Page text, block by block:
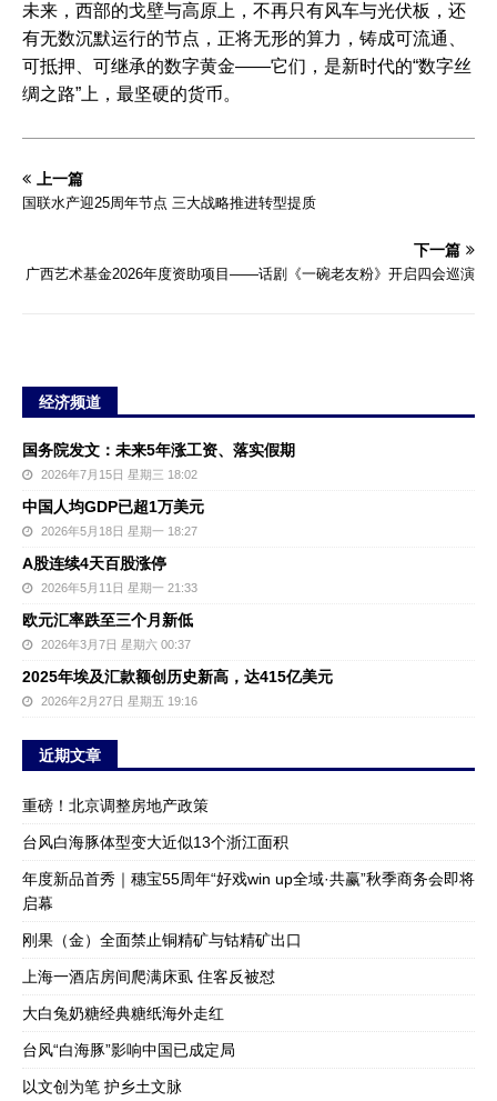
未来，西部的戈壁与高原上，不再只有风车与光伏板，还
有无数沉默运行的节点，正将无形的算力，铸成可流通、
可抵押、可继承的数字黄金——它们，是新时代的“数字丝
绸之路”上，最坚硬的货币。
上一篇
国联水产迎25周年节点 三大战略推进转型提质
下一篇
广西艺术基金2026年度资助项目——话剧《一碗老友粉》开启四会巡演
经济频道
国务院发文：未来5年涨工资、落实假期
2026年7月15日 星期三 18:02
中国人均GDP已超1万美元
2026年5月18日 星期一 18:27
A股连续4天百股涨停
2026年5月11日 星期一 21:33
欧元汇率跌至三个月新低
2026年3月7日 星期六 00:37
2025年埃及汇款额创历史新高，达415亿美元
2026年2月27日 星期五 19:16
近期文章
重磅！北京调整房地产政策
台风白海豚体型变大近似13个浙江面积
年度新品首秀｜穗宝55周年“好戏win up全域·共赢”秋季商务会即将
启幕
刚果（金）全面禁止铜精矿与钴精矿出口
上海一酒店房间爬满床虱 住客反被怼
大白兔奶糖经典糖纸海外走红
台风“白海豚”影响中国已成定局
以文创为笔 护乡土文脉